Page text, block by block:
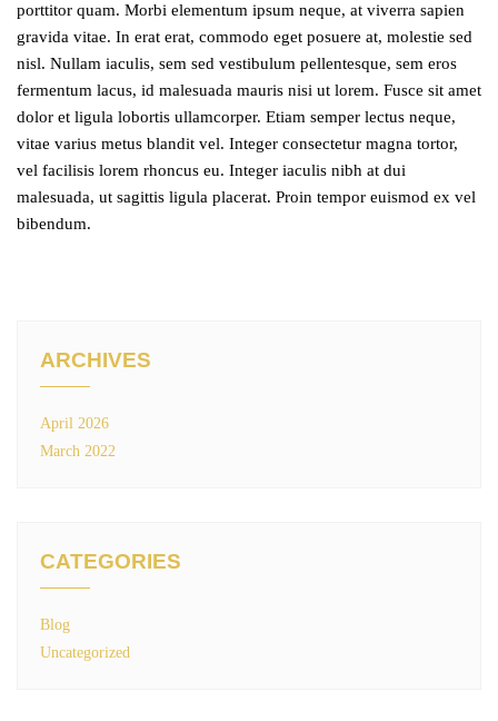
porttitor quam. Morbi elementum ipsum neque, at viverra sapien
gravida vitae. In erat erat, commodo eget posuere at, molestie sed
nisl. Nullam iaculis, sem sed vestibulum pellentesque, sem eros
fermentum lacus, id malesuada mauris nisi ut lorem. Fusce sit amet
dolor et ligula lobortis ullamcorper. Etiam semper lectus neque,
vitae varius metus blandit vel. Integer consectetur magna tortor,
vel facilisis lorem rhoncus eu. Integer iaculis nibh at dui
malesuada, ut sagittis ligula placerat. Proin tempor euismod ex vel
bibendum.
ARCHIVES
April 2026
March 2022
CATEGORIES
Blog
Uncategorized